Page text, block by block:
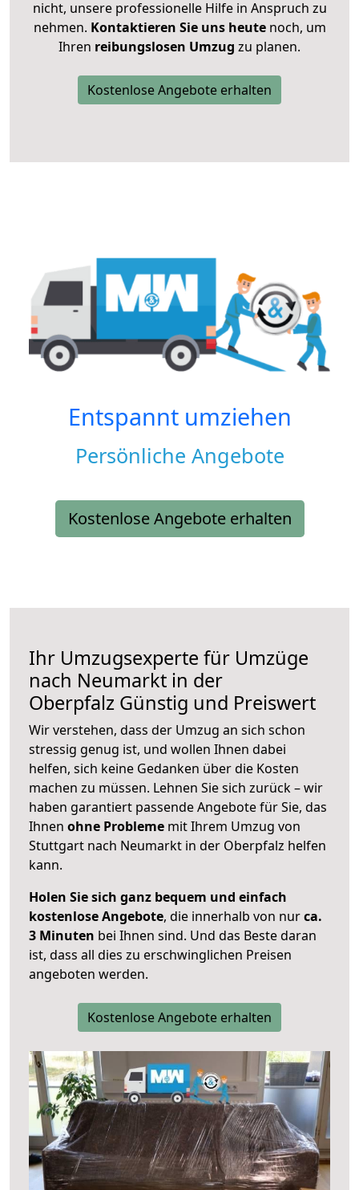
nicht, unsere professionelle Hilfe in Anspruch zu
nehmen. Kontaktieren Sie uns heutenoch, um
Ihren reibungslosen Umzug zu planen.
Kostenlose Angebote erhalten
Entspannt umziehen
Persönliche Angebote
Kostenlose Angebote erhalten
Ihr Umzugsexperte für Umzüge
nach Neumarkt in der
Oberpfalz Günstig und Preiswert
Wir verstehen, dass der Umzug an sich schon
stressig genug ist, und wollen Ihnen dabei
helfen, sich keine Gedanken über die Kosten
machen zu müssen. Lehnen Sie sich zurück – wir
haben garantiert passende Angebote für Sie, das
Ihnen ohne Probleme mit Ihrem Umzug von
Stuttgart nach Neumarkt in der Oberpfalz helfen
kann.
Holen Sie sich ganz bequem und einfach
kostenlose Angebote, die innerhalb von nurca.
3 Minuten bei Ihnen sind. Und das Beste daran
ist, dass all dies zu erschwinglichen Preisen
angeboten werden.
Kostenlose Angebote erhalten